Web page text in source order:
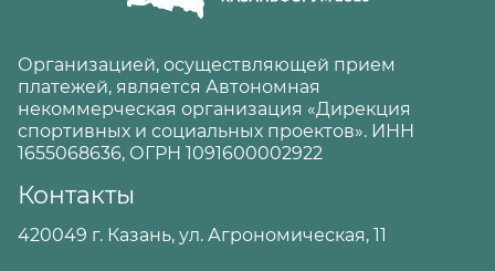
Организацией, осуществляющей прием
платежей, является Автономная
некоммерческая организация «Дирекция
спортивных и социальных проектов». ИНН
1655068636, ОГРН 1091600002922
Контакты
420049 г. Казань, ул. Агрономическая, 11